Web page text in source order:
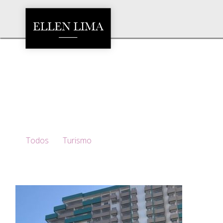
Todos Turismo